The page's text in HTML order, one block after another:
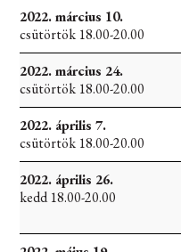
2022. március 10.
csütörtök 18.00-20.00
2022. március 24.
csütörtök 18.00-20.00
2022. április 7.
csütörtök 18.00-20.00
2022. április 26.
kedd 18.00-20.00